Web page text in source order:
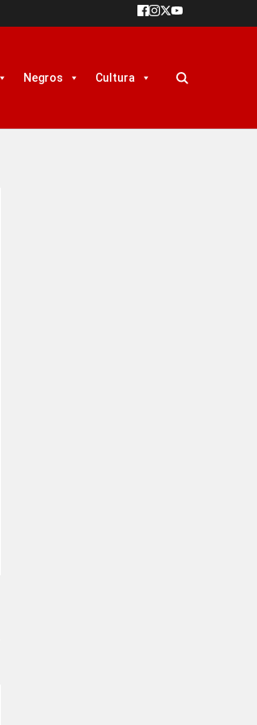
Negros Cultura